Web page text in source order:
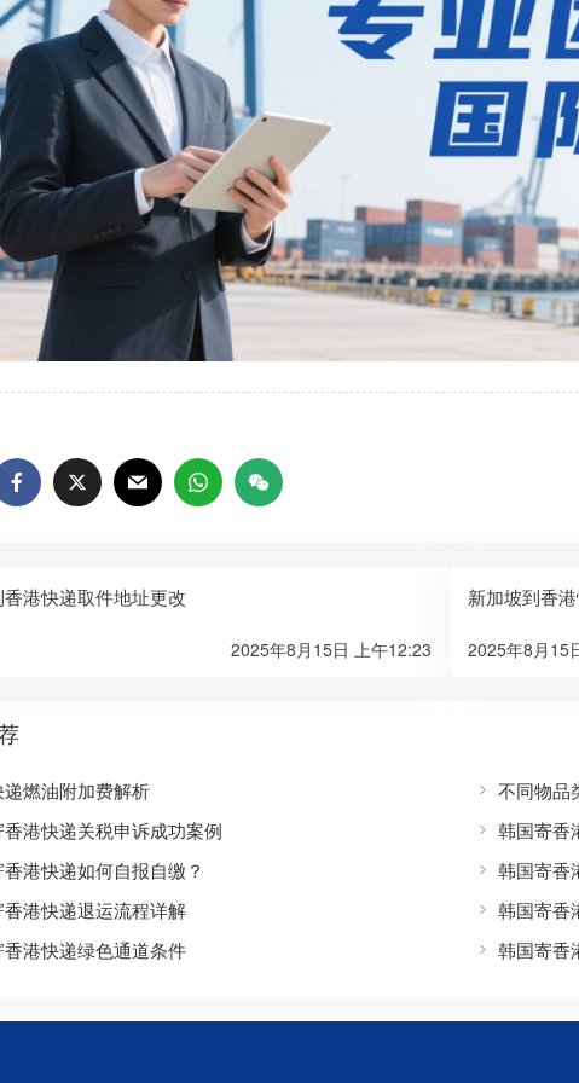
港快递取件地址更改
2025年8月15日 上午12:23
新加坡到香
2025年8月15
燃油附加费解析
不同物品
港快递关税申诉成功案例
韩国寄香
港快递如何自报自缴？
韩国寄香
港快递退运流程详解
韩国寄香
港快递绿色通道条件
韩国寄香